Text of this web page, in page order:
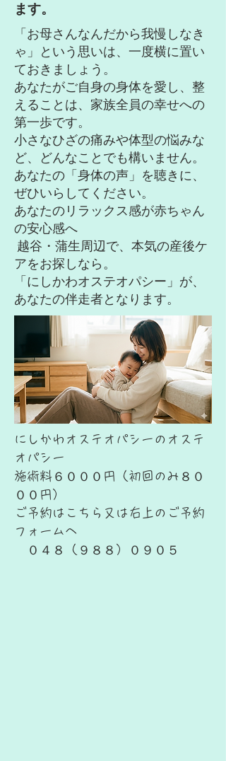
ます。
「お母さんなんだから我慢しなき
ゃ」という思いは、一度横に置い
ておきましょう。
あなたがご自身の身体を愛し、整
えることは、家族全員の幸せへの
第一歩です。
小さなひざの痛みや体型の悩みな
ど、どんなことでも構いません。
あなたの「身体の声」を聴きに、
ぜひいらしてください。
あなたのリラックス感が赤ちゃん
の安心感へ
越谷・蒲生周辺で、本気の産後ケ
アをお探しなら。
「にしかわオステオパシー」が、
あなたの伴走者となります。
​にしかわオステオパシーのオステ
オパシー
施術料６０００円（初回のみ８０
００円）
​ご予約はこちら又は右上のご予約
フォームへ
０４８（９８８）０９０５